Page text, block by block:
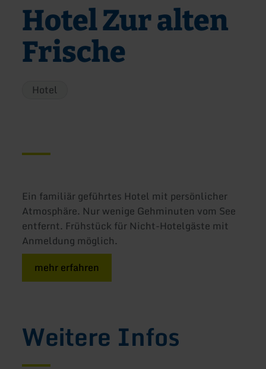
Hotel Zur alten
Frische
Hotel
Ein familiär geführtes Hotel mit persönlicher
Atmosphäre. Nur wenige Gehminuten vom See
entfernt. Frühstück für Nicht-Hotelgäste mit
Anmeldung möglich.
mehr erfahren
Weitere Infos